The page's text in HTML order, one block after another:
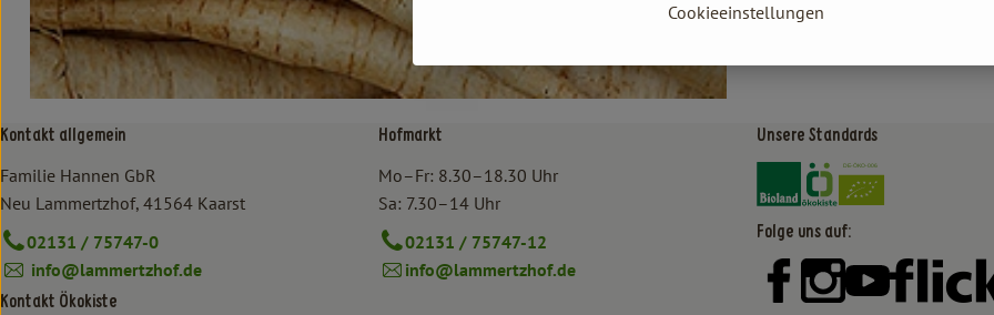
Kontakt allgemein
Familie Hannen GbR
Neu Lammertzhof, 41564 Kaarst
02131 / 75747-0
info@lammertzhof.de
Kontakt Ökokiste
Hofmarkt
Mo–Fr: 8.30–18.30 Uhr
Sa: 7.30–14 Uhr
02131 / 75747-12
info@lammertzhof.de
Unsere Standards
Externer Link zu https://
Externer Link zu
Folge uns auf:
Externer Link zu
Externer Link zu
Externer Link
Cookieeinstellungen